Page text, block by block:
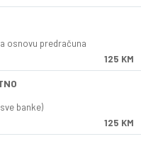
osnovu predračuna
125 KM
banke)
125 KM